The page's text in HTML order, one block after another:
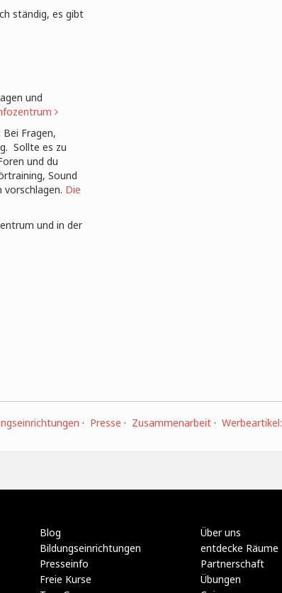
ständig, es gibt
und
Fragen,
Sollte es zu
und du
Sound
Die
und in der
· Presse · Zusammenarbeit · Werbeartikel:
Blog
Bildungseinrichtungen
Presseinfo
Freie Kurse
Über uns
entdecke Räume
Partnerschaft
Übungen